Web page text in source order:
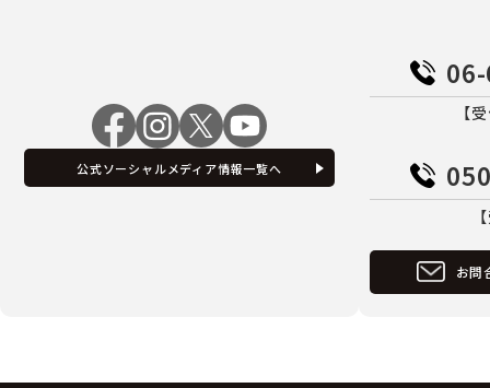
公式ソーシャルメディア情報一覧へ
【
お問